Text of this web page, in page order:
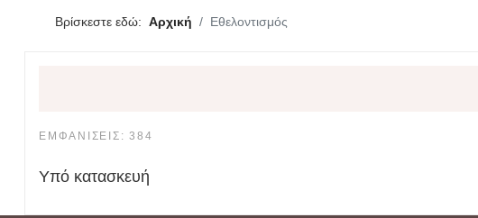
Βρίσκεστε εδώ: Αρχική Εθελοντισμός
ΕΜΦΑΝΊΣΕΙΣ: 384
Υπό κατασκευή